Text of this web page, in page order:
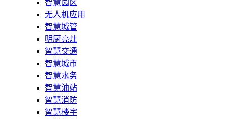
智慧园区
无人机应用
智慧城管
明厨亮灶
智慧交通
智慧城市
智慧水务
智慧油站
智慧消防
智慧楼宇